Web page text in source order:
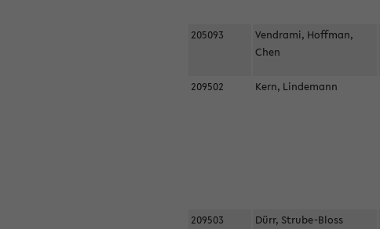
205093
Vendrami, Hoffman,
Chen
209502 Kern, Lindemann
209503 Dürr, Strube-Bloss